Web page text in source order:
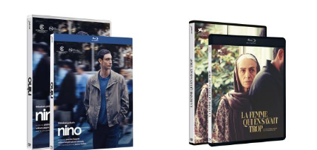
peuvent
être
choisies
sur
la
page
du
produit